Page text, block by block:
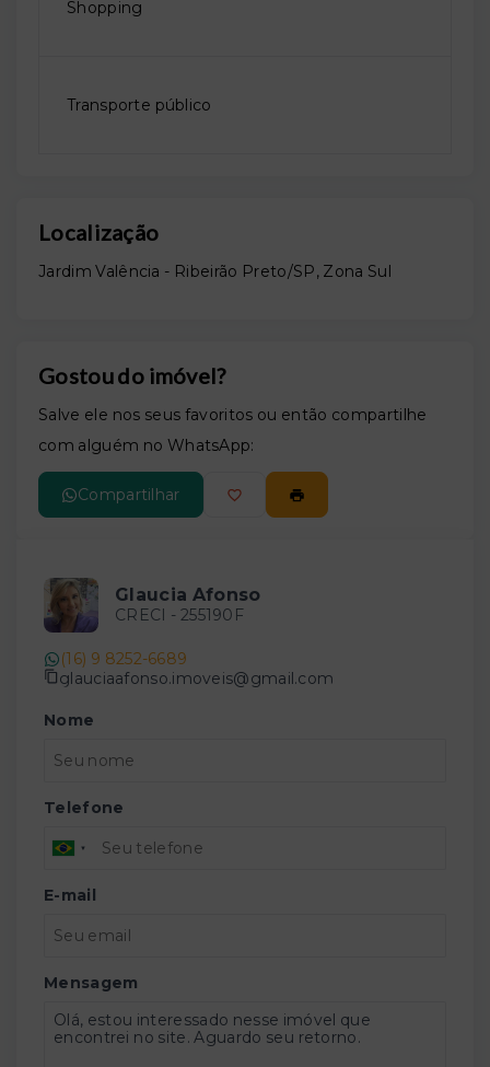
Shopping
Transporte público
Localização
Jardim Valência - Ribeirão Preto/SP, Zona Sul
Gostou do imóvel?
Salve ele nos seus favoritos ou então compartilhe
com alguém no WhatsApp:
Compartilhar
Glaucia Afonso
CRECI - 255190F
(16) 9 8252-6689
glauciaafonso.imoveis@gmail.com
Nome
Telefone
E-mail
Mensagem